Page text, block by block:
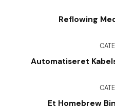
Reflowing
Automatiseret
Et Homebrew